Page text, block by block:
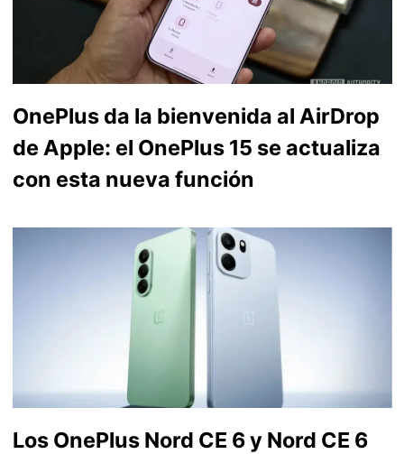
OnePlus da la bienvenida al AirDrop
de Apple: el OnePlus 15 se actualiza
con esta nueva función
Los OnePlus Nord CE 6 y Nord CE 6